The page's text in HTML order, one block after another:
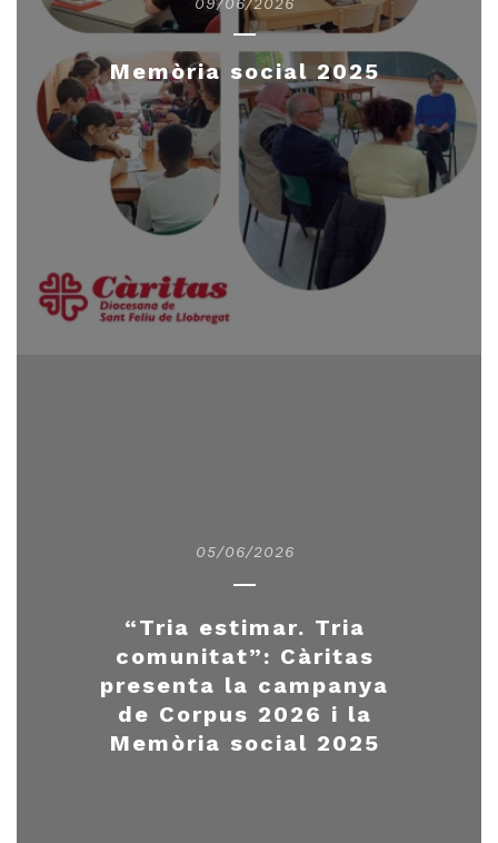
09/06/2026
Memòria social 2025
05/06/2026
“Tria estimar. Tria
comunitat”: Càritas
presenta la campanya
de Corpus 2026 i la
Memòria social 2025